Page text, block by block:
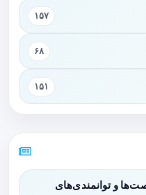
۱۵۷
۶۸
۱۵۱
و توانمندی‌های